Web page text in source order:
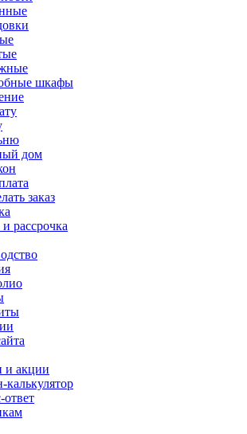
шкафы
дом
заказ
рассрочка
и акции